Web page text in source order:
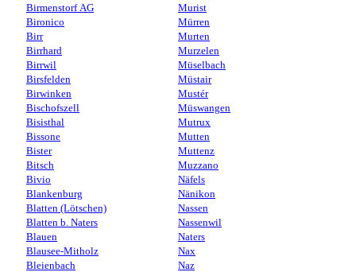
Birmenstorf AG
Bironico
Birr
Birrhard
Birrwil
Birsfelden
Birwinken
Bischofszell
Bisisthal
Bissone
Bister
Bitsch
Bivio
Blankenburg
Blatten (Lötschen)
Blatten b. Naters
Blauen
Blausee-Mitholz
Bleienbach
Murist
Mürren
Murten
Murzelen
Müselbach
Müstair
Mustér
Müswangen
Mutrux
Mutten
Muttenz
Muzzano
Näfels
Nänikon
Nassen
Nassenwil
Naters
Nax
Naz